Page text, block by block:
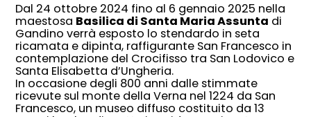
Dal 24 ottobre 2024 fino al 6 gennaio 2025 nella
maestosa Basilica di Santa Maria Assunta di
Gandino verrà esposto lo stendardo in seta
ricamata e dipinta, raffigurante San Francesco in
contemplazione del Crocifisso tra San Lodovico e
Santa Elisabetta d’Ungheria.
In occasione degli 800 anni dalle stimmate
ricevute sul monte della Verna nel 1224 da San
Francesco, un museo diffuso costituito da 13